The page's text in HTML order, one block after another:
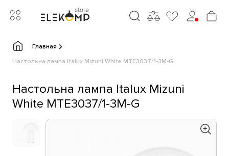
Главная
Настольна лампа Italux Mizuni White MTE3037/1-3M-G
Настольна лампа Italux Mizuni
White MTE3037/1-3M-G